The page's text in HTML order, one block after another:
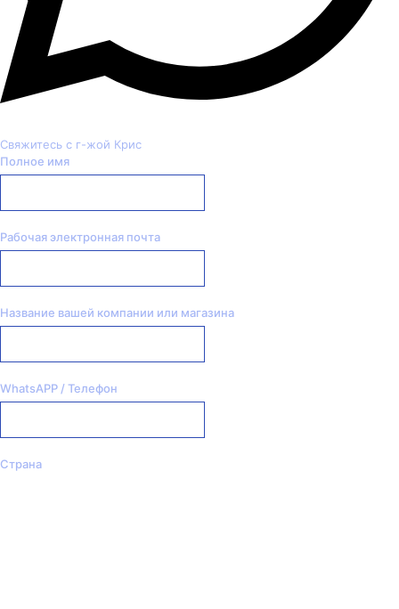
Свяжитесь с г-жой Крис
Полное имя
Рабочая электронная почта
Название вашей компании или магазина
WhatsAPP / Телефон
Страна